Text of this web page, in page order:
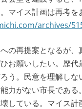
マイス計画は再考を
archives/
の再提案となるが、
お願いしたい。歴代
う。民意を理解しな
力がない市長である
している。マイス計